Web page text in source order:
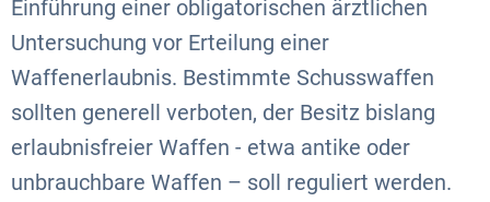
Einführung einer obligatorischen ärztlichen
Untersuchung vor Erteilung einer
Waffenerlaubnis. Bestimmte Schusswaffen
sollten generell verboten, der Besitz bislang
erlaubnisfreier Waffen - etwa antike oder
unbrauchbare Waffen – soll reguliert werden.